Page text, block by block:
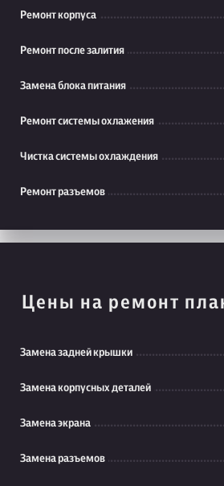
Ремонт корпуса
Ремонт после залития
Замена блока питания
Ремонт системы охлажения
Чистка системы охлаждения
Ремонт разъемов
Цены на ремонт
Замена задней крышки
Замена корпусных деталей
Замена экрана
Замена разъемов